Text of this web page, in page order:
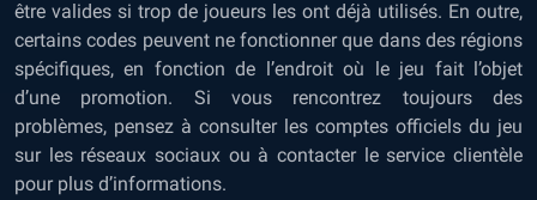
être valides si trop de joueurs les ont déjà utilisés. En outre,
certains codes peuvent ne fonctionner que dans des régions
spécifiques, en fonction de l’endroit où le jeu fait l’objet
d’une promotion. Si vous rencontrez toujours des
problèmes, pensez à consulter les comptes officiels du jeu
sur les réseaux sociaux ou à contacter le service clientèle
pour plus d’informations.